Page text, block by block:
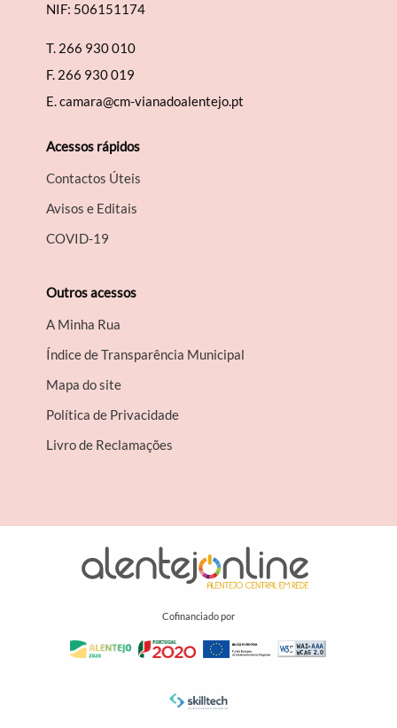
NIF: 506151174
T. 266 930 010
F. 266 930 019
E.camara@cm-vianadoalentejo.pt
Acessos rápidos
Contactos Úteis
Avisos e Editais
COVID-19
Outros acessos
A Minha Rua
Índice de Transparência Municipal
Mapa do site
Política de Privacidade
Livro de Reclamações
Cofinanciado por